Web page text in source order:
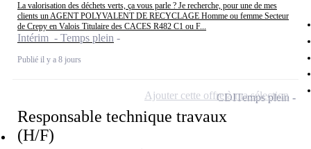
La valorisation des déchets verts, ça vous parle ? Je recherche, pour une de mes
clients un AGENT POLYVALENT DE RECYCLAGE Homme ou femme Secteur
de Crepy en Valois Titulaire des CACES R482 C1 ou F...
Intérim - Temps plein
Publié il y a 8 jours
Responsable technique travaux
(H/F)
CDITemps plein
Ajouter cette offre à ma sélection